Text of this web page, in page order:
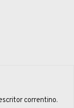
correntino.